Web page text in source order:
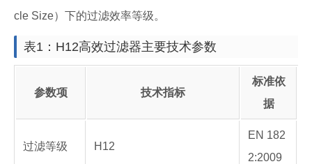
cle Size）下的过滤效率等级。
表1：H12高效过滤器主要技术参数
参数项 技术指标
标准依
据
过滤等级 H12
EN 182
2:2009